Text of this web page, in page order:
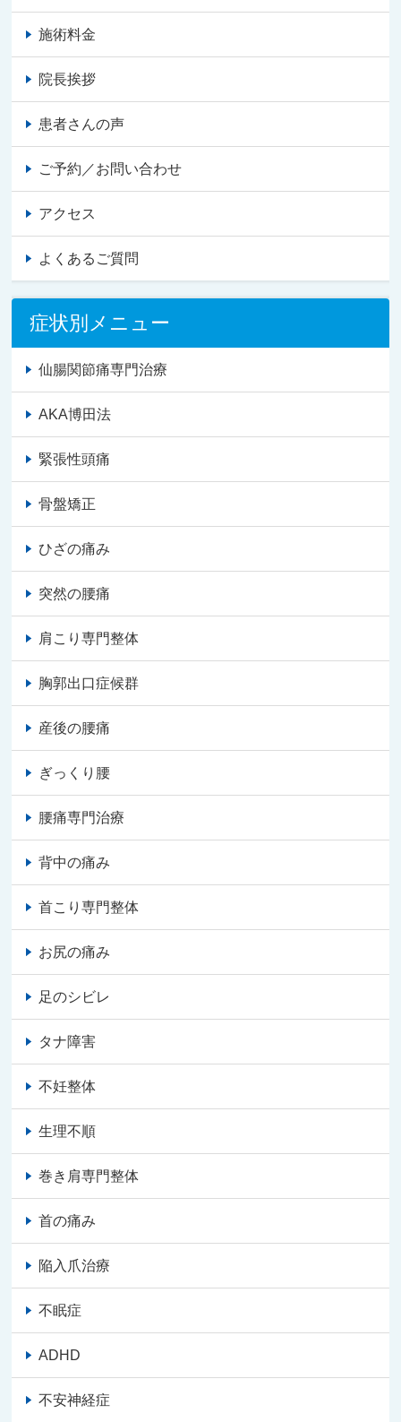
施術料金
院長挨拶
患者さんの声
ご予約／お問い合わせ
アクセス
よくあるご質問
症状別メニュー
仙腸関節痛専門治療
AKA博田法
緊張性頭痛
骨盤矯正
ひざの痛み
突然の腰痛
肩こり専門整体
胸郭出口症候群
産後の腰痛
ぎっくり腰
腰痛専門治療
背中の痛み
首こり専門整体
お尻の痛み
足のシビレ
タナ障害
不妊整体
生理不順
巻き肩専門整体
首の痛み
陥入爪治療
不眠症
ADHD
不安神経症